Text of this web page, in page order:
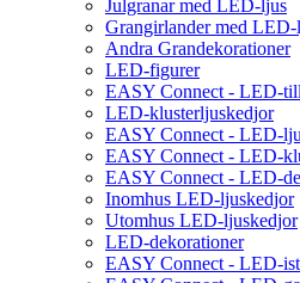
Julgranar med LED-ljus
Grangirlander med LED-
Andra Grandekorationer
LED-figurer
EASY Connect - LED-
LED-klusterljuskedjor
EASY Connect - LED-
EASY Connect - LED-
EASY Connect - LED-
Inomhus LED-ljuskedjor
Utomhus LED-ljuskedjor
LED-dekorationer
EASY Connect - LED-